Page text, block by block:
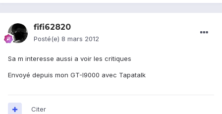
fifi62820
Posté(e) 8 mars 2012
Sa m interesse aussi a voir les critiques
Envoyé depuis mon GT-I9000 avec Tapatalk
Citer